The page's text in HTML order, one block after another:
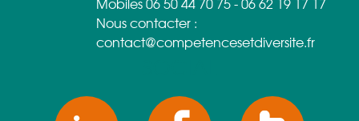
Nous contacter :
contact@competencesetdiversite.fr